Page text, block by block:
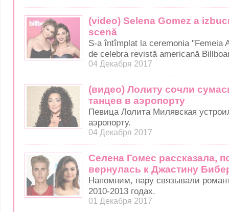
(video) Selena Gomez a
scenă
S-a întîmplat la ceremonia "Femeia
de celebra revistă americană
04 Декабря 2017
(видео) Лолиту сочли
танцев в аэропорту
Певица Лолита Милявская
аэропорту.
04 Декабря 2017
Селена Гомес рассказала,
вернулась к Джастину
Напомним, пару связывали
2010-2013 годах.
01 Декабря 2017